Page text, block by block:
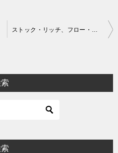
ストック・リッチ、フロー・プアのシニア層の消費を取り込むマーケティングとは？